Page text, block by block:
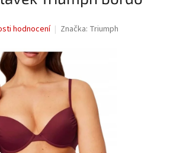
hodnocení Značka: Triumph